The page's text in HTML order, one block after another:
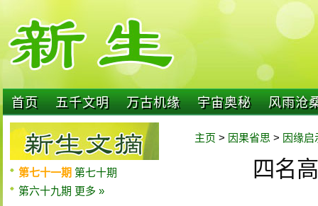
首页 五千文明 万古机缘 宇宙奥秘 风雨沧
第七十一期 第七十期
第六十九期 更多 »
主页 > 因果省思 > 因缘启
四名